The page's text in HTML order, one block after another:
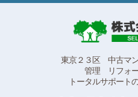
東京２３区 中古マ
管理 リフォ
トータルサポート